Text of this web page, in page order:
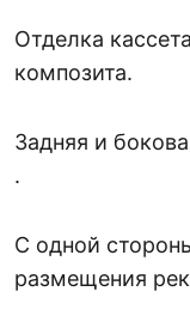
Отделка
композита.
Задняя и
.
С одной
размещения